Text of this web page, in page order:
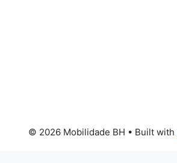
© 2026 Mobilidade BH • Built with